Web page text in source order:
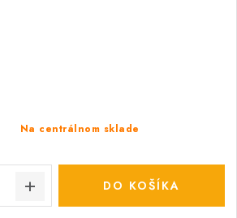
Na centrálnom sklade
DO KOŠÍKA